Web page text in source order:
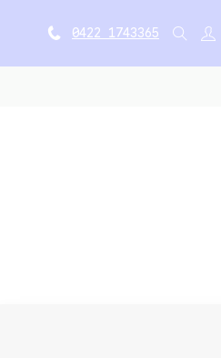
0422 1743365